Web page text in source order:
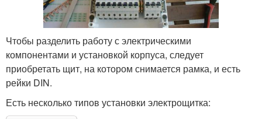
Чтобы разделить работу с электрическими
компонентами и установкой корпуса, следует
приобретать щит, на котором снимается рамка, и есть
рейки DIN.
Есть несколько типов установки электрощитка: